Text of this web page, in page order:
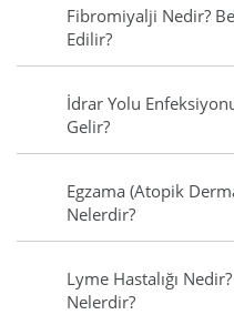
Fibromiyalji Nedir?
Edilir?
İdrar Yolu
Gelir?
Egzama (Atopik
Nelerdir?
Lyme Hastalığı
Nelerdir?